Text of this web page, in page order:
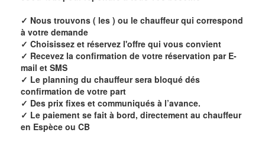
✓ Nous trouvons ( les ) ou le chauffeur qui correspond
à votre demande
✓ Choisissez et réservez l'offre qui vous convient
✓ Recevez la confirmation de votre réservation par E-
mail et SMS
✓ Le planning du chauffeur sera bloqué dés
confirmation de votre part
✓ Des prix fixes et communiqués à l’avance.
✓ Le paiement se fait à bord, directement au chauffeur
en Espèce ou CB